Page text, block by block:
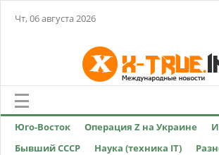
Чт, 06 августа 2026
Юго-Восток Операция Z на Украине
Бывший СССР
Наука (техника IT)